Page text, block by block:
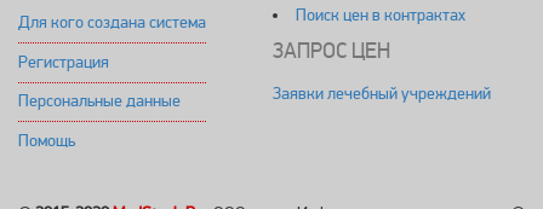
Для кого создана система
Регистрация
Персональные данные
Помощь
Поиск цен в контрактах
ЗАПРОС ЦЕН
Заявки лечебный учреждений